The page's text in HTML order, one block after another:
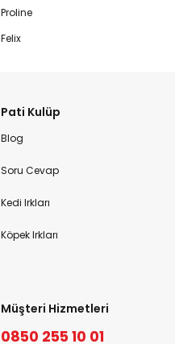
Proline
Felix
Pati Kulüp
Blog
Soru Cevap
Kedi Irkları
Köpek Irkları
Müşteri Hizmetleri
0850 255 10 01